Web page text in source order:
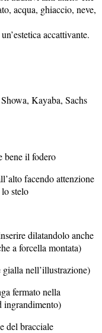
acqua, ghiaccio, neve,
accattivante.
Kayaba, Sachs
bene il fodero
facendo attenzione
stelo
dilatandolo anche
a forcella montata)
nell’illustrazione)
fermato nella
ingrandimento)
del bracciale